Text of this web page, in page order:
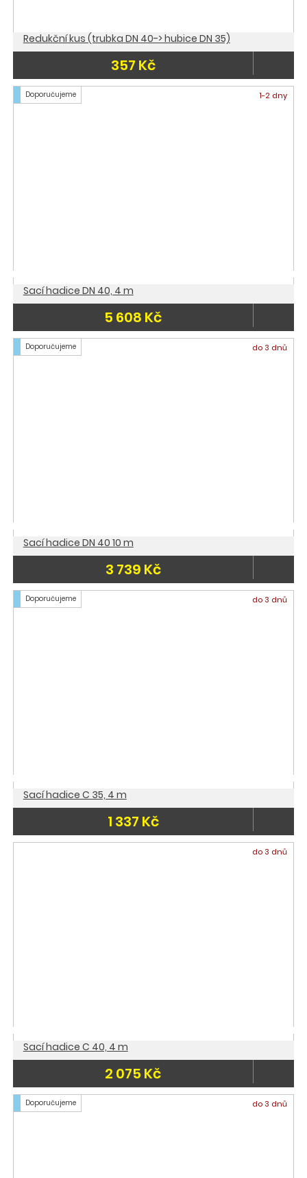
Redukční kus (trubka DN 40-> hubice DN 35)
357 Kč
Doporučujeme 1-2 dny
Sací hadice DN 40, 4 m
5 608 Kč
Doporučujeme do 3 dnů
Sací hadice DN 40 10 m
3 739 Kč
Doporučujeme do 3 dnů
Sací hadice C 35, 4 m
1 337 Kč
do 3 dnů
Sací hadice C 40, 4 m
2 075 Kč
Doporučujeme do 3 dnů